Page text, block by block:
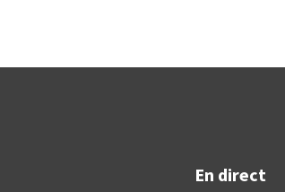
En direct